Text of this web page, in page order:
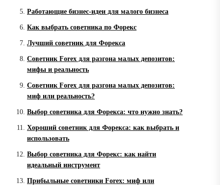
Работающие бизнес-идеи для малого бизнеса
Как выбрать советника по Форекс
Лучший советник для Форекса
Советник Forex для разгона малых депозитов:
мифы и реальность
Советник Forex для разгона малых депозитов:
миф или реальность?
Выбор советника для Форекса: что нужно знать?
Хороший советник для Форекса: как выбрать и
использовать
Выбор советника для Форекс: как найти
идеальный инструмент
Прибыльные советники Forex: миф или